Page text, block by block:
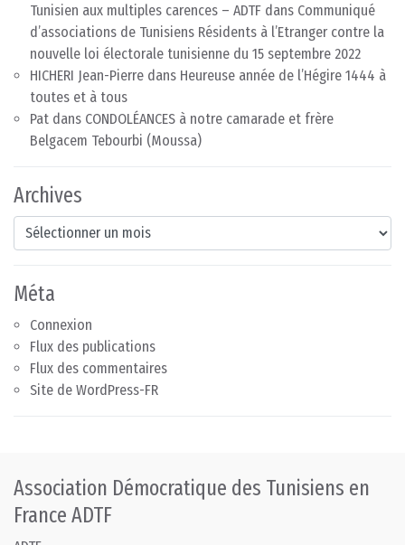
Tunisien aux multiples carences – ADTF dans Communiqué
d’associations de Tunisiens Résidents à l’Etranger contre la
nouvelle loi électorale tunisienne du 15 septembre 2022
HICHERI Jean-Pierre dans Heureuse année de l’Hégire 1444 à
toutes et à tous
Pat dans CONDOLÉANCES à notre camarade et frère
Belgacem Tebourbi (Moussa)
Archives
Archives
Méta
Connexion
Flux des publications
Flux des commentaires
Site de WordPress-FR
Association Démocratique des Tunisiens en
France ADTF